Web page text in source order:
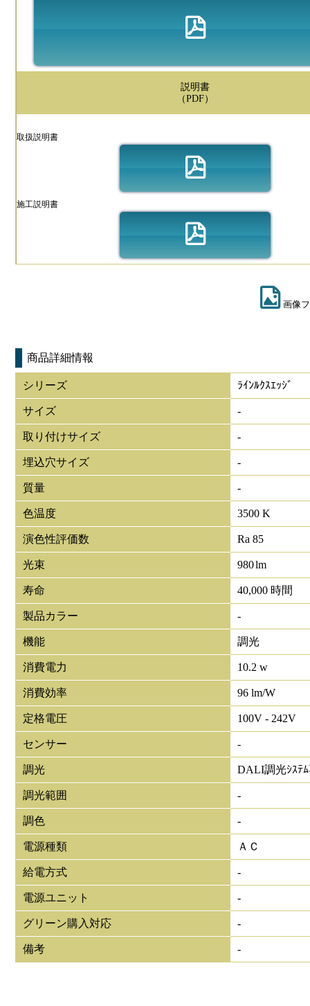
説明書
（PDF）
取扱説明書
施工説明書
画像
商品詳細情報
シリーズ ﾗｲﾝﾙｸｽｴｯｼﾞ
サイズ -
取り付けサイズ -
埋込穴サイズ -
質量 -
色温度 3500 K
演色性評価数 Ra 85
光束 980lm
寿命 40,000 時間
製品カラー -
機能 調光
消費電力 10.2 w
消費効率 96 lm/W
定格電圧 100V - 242V
センサー -
調光 DALI調光ｼｽﾃ
調光範囲 -
調色 -
電源種類 ＡＣ
給電方式 -
電源ユニット -
グリーン購入対応 -
備考 -